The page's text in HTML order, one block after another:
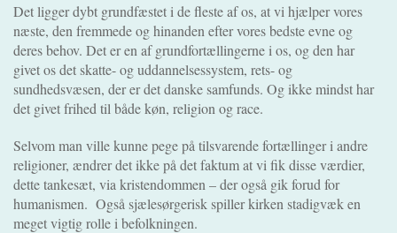
Det ligger dybt grundfæstet i de fleste af os, at vi hjælper vores
næste, den fremmede og hinanden efter vores bedste evne og
deres behov. Det er en af grundfortællingerne i os, og den har
givet os det skatte- og uddannelsessystem, rets- og
sundhedsvæsen, der er det danske samfunds. Og ikke mindst har
det givet frihed til både køn, religion og race.
Selvom man ville kunne pege på tilsvarende fortællinger i andre
religioner, ændrer det ikke på det faktum at vi fik disse værdier,
dette tankesæt, via kristendommen – der også gik forud for
humanismen. Også sjælesørgerisk spiller kirken stadigvæk en
meget vigtig rolle i befolkningen.